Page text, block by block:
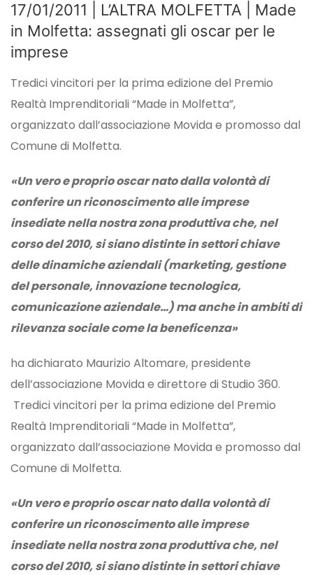
17/01/2011 | L’ALTRA MOLFETTA | Made
in Molfetta: assegnati gli oscar per le
imprese
Tredici vincitori per la prima edizione del Premio
Realtà Imprenditoriali “Made in Molfetta”,
organizzato dall’associazione Movida e promosso dal
Comune di Molfetta.
«Un vero e proprio oscar nato dalla volontà di
conferire un riconoscimento alle imprese
insediate nella nostra zona produttiva che, nel
corso del 2010, si siano distinte in settori chiave
delle dinamiche aziendali (marketing, gestione
del personale, innovazione tecnologica,
comunicazione aziendale…) ma anche in ambiti di
rilevanza sociale come la beneficenza»
ha dichiarato Maurizio Altomare, presidente
dell’associazione Movida e direttore di Studio 360.
Tredici vincitori per la prima edizione del Premio
Realtà Imprenditoriali “Made in Molfetta”,
organizzato dall’associazione Movida e promosso dal
Comune di Molfetta.
«Un vero e proprio oscar nato dalla volontà di
conferire un riconoscimento alle imprese
insediate nella nostra zona produttiva che, nel
corso del 2010, si siano distinte in settori chiave